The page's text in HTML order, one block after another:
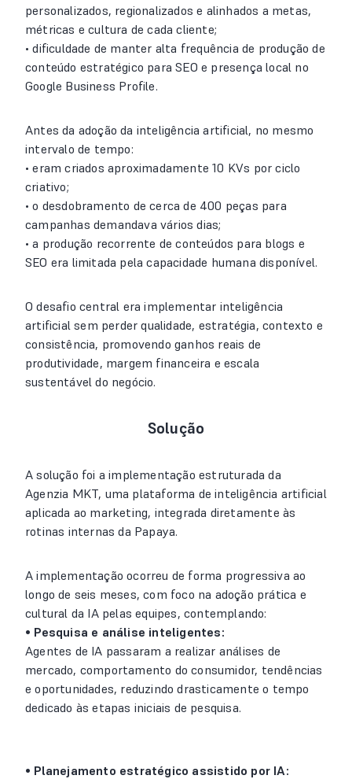
personalizados, regionalizados e alinhados a metas,
métricas e cultura de cada cliente;
• dificuldade de manter alta frequência de produção de
conteúdo estratégico para SEO e presença local no
Google Business Profile.
Antes da adoção da inteligência artificial, no mesmo
intervalo de tempo:
• eram criados aproximadamente 10 KVs por ciclo
criativo;
• o desdobramento de cerca de 400 peças para
campanhas demandava vários dias;
• a produção recorrente de conteúdos para blogs e
SEO era limitada pela capacidade humana disponível.
O desafio central era implementar inteligência
artificial sem perder qualidade, estratégia, contexto e
consistência, promovendo ganhos reais de
produtividade, margem financeira e escala
sustentável do negócio.
Solução
A solução foi a implementação estruturada da
Agenzia MKT, uma plataforma de inteligência artificial
aplicada ao marketing, integrada diretamente às
rotinas internas da Papaya.
A implementação ocorreu de forma progressiva ao
longo de seis meses, com foco na adoção prática e
cultural da IA pelas equipes, contemplando:
• Pesquisa e análise inteligentes:
Agentes de IA passaram a realizar análises de
mercado, comportamento do consumidor, tendências
e oportunidades, reduzindo drasticamente o tempo
dedicado às etapas iniciais de pesquisa.
• Planejamento estratégico assistido por IA: